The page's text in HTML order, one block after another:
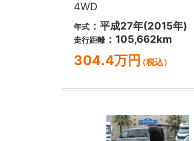
4WD
年式 ：平成27年(2015年)
走行距離：105,662km
304.4万円（税込）